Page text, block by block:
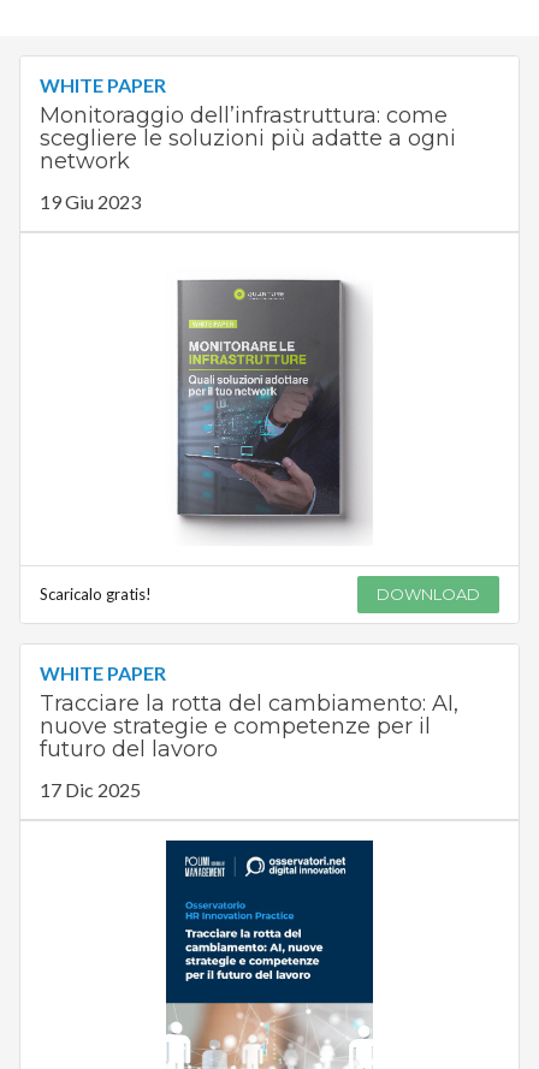
WHITE PAPER
Monitoraggio dell’infrastruttura: come
scegliere le soluzioni più adatte a ogni
network
19 Giu 2023
Scaricalo gratis! DOWNLOAD
WHITE PAPER
Tracciare la rotta del cambiamento: AI,
nuove strategie e competenze per il
futuro del lavoro
17 Dic 2025